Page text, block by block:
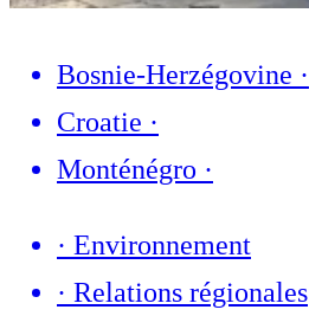
Bosnie-Herzégovine ·
Croatie ·
Monténégro ·
· Environnement
· Relations régionales